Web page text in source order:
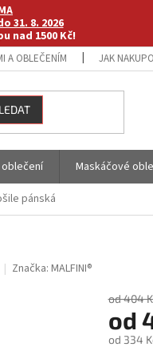
31. 8. 2026
nad 1500 Kč!
A OBLEČENÍM JAK
Maskáčové
pánská
Značka:MALFINI®
od 404
od
od 334